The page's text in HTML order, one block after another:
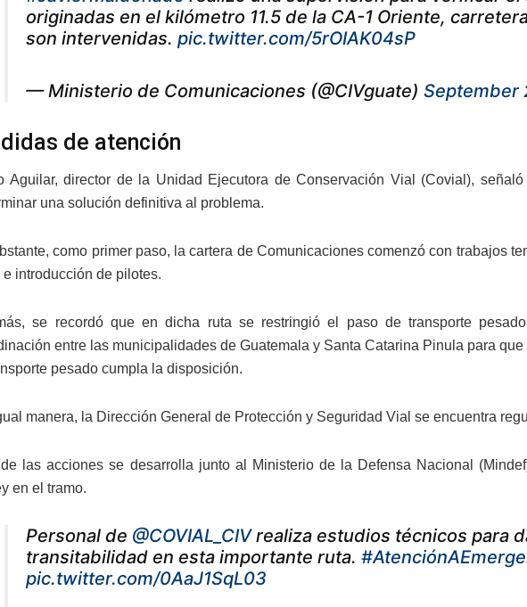
originadas en el kilómetro 11.5 de la CA-1 Oriente,
son intervenidas. pic.twitter.com/5rOIAK04sP
— Ministerio de Comunicaciones (@CIVguate) September
de atención
Aguilar, director de la Unidad Ejecutora de Conservación Vial (Covial),
una solución definitiva al problema.
como primer paso, la cartera de Comunicaciones comenzó con trabajos
e introducción de pilotes.
se recordó que en dicha ruta se restringió el paso de transporte
entre las municipalidades de Guatemala y Santa Catarina Pinula para
pesado cumpla la disposición.
manera, la Dirección General de Protección y Seguridad Vial se encuentra
las acciones se desarrolla junto al Ministerio de la Defensa Nacional
en el tramo.
Personal de @COVIAL_CIVrealiza estudios técnicos para
transitabilidad en esta importante ruta.
pic.twitter.com/0AaJ1SqL03